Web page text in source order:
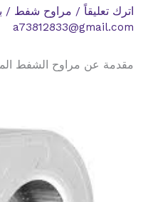
اترك تعليقاً / مراوح شفط /
a73812833@gmail.com
مقدمة عن مراوح الشفط